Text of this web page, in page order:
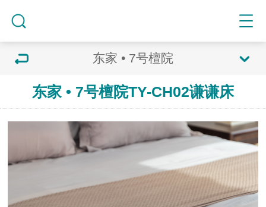
东家 • 7号檀院
东家 • 7号檀院TY-CH02谦谦床